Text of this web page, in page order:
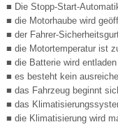
■ Die Stopp-Start-
■ die Motorhaube wird
■ der Fahrer-
■ die Motortemperatur ist
■ die Batterie wird entladen
■ es besteht kein
■ das Fahrzeug beginnt
■ das
■ die Klimatisierung wird